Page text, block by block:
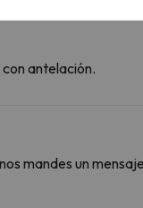
antelación.
mandes un